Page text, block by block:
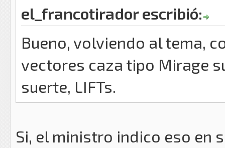
el_francotirador escribió:
Bueno, volviendo al tema,
vectores caza tipo Mirage
suerte, LIFTs.
Si, el ministro indico eso en